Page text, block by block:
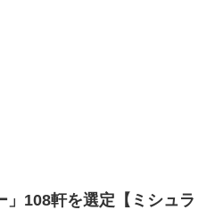
」108軒を選定【ミシュラ